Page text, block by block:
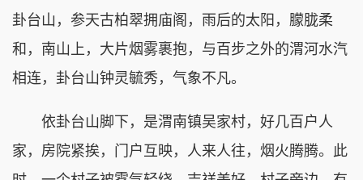
卦台山，参天古柏翠拥庙阁，雨后的太阳，朦胧柔
和，南山上，大片烟雾裹抱，与百步之外的渭河水汽
相连，卦台山钟灵毓秀，气象不凡。
依卦台山脚下，是渭南镇吴家村，好几百户人
家，房院紧挨，门户互映，人来人往，烟火腾腾。此